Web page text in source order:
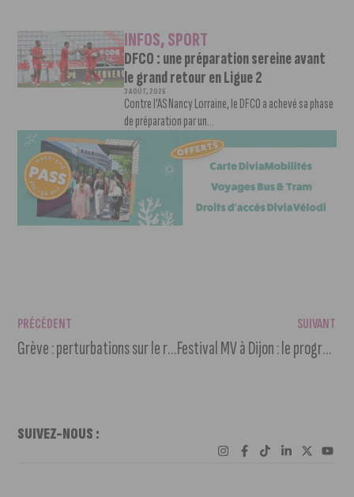
INFOS,SPORT
DFCO : une préparation sereine avant
le grand retour en Ligue 2
3 AOÛT, 2026
Contre l’AS Nancy Lorraine, le DFCO a achevé sa phase
de préparation par un...
PRÉCÉDENT
Grève : perturbations sur le réseau Divia ce jeudi 31 mars
SUIVANT
Festival MV à Dijon : le programme complet de la 3ème édition
SUIVEZ-NOUS :